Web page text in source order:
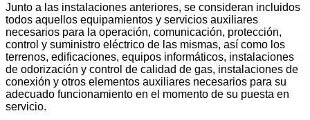
Junto a las instalaciones anteriores, se consideran incluidos
todos aquellos equipamientos y servicios auxiliares
necesarios para la operación, comunicación, protección,
control y suministro eléctrico de las mismas, así como los
terrenos, edificaciones, equipos informáticos, instalaciones
de odorización y control de calidad de gas, instalaciones de
conexión y otros elementos auxiliares necesarios para su
adecuado funcionamiento en el momento de su puesta en
servicio.